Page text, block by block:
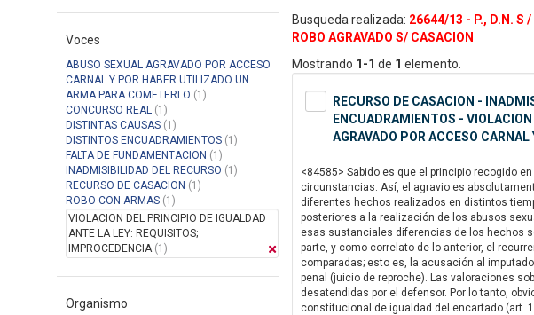
Voces
ABUSO SEXUAL AGRAVADO POR ACCESO
CARNAL Y POR HABER UTILIZADO UN
ARMA PARA COMETERLO (1)
CONCURSO REAL (1)
DISTINTAS CAUSAS (1)
DISTINTOS ENCUADRAMIENTOS (1)
FALTA DE FUNDAMENTACION (1)
INADMISIBILIDAD DEL RECURSO (1)
RECURSO DE CASACION (1)
ROBO CON ARMAS (1)
VIOLACION DEL PRINCIPIO DE IGUALDAD
ANTE LA LEY: REQUISITOS;
IMPROCEDENCIA(1)
Organismo
Busqueda realizada: 26644/13 - P., D.N. S /
ROBO AGRAVADO S/ CASACION
Mostrando 1-1 de 1 elemento.
RECURSO DE CASACION -
ENCUADRAMIENTOS -
AGRAVADO POR ACCESO
<84585> Sabido es que el principio recogido
circunstancias. Así, el agravio es
diferentes hechos realizados en distintos
posteriores a la realización de los abusos
esas sustanciales diferencias de los hechos
parte, y como correlato de lo anterior, el
comparadas; esto es, la acusación al
penal (juicio de reproche). Las valoraciones
desatendidas por el defensor. Por lo tanto,
constitucional de igualdad del encartado (art.